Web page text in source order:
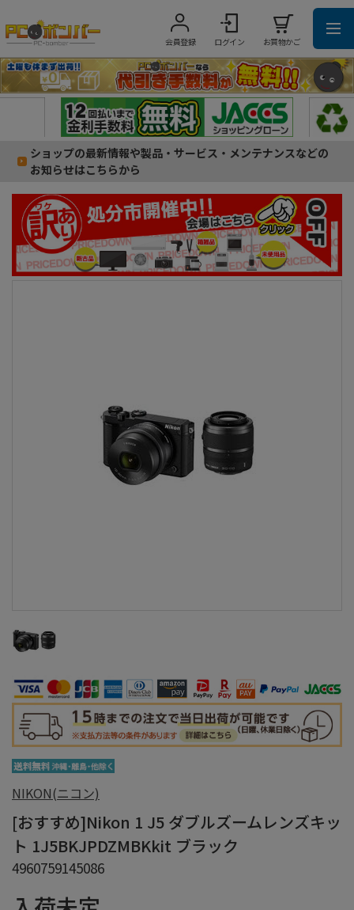
会員登録 ログイン お買物かご
ショップの最新情報や製品・サービス・メンテナンスなどの
お知らせはこちらから
NIKON(ニコン)
[おすすめ]Nikon 1 J5 ダブルズームレンズキッ
ト 1J5BKJPDZMBKkit ブラック
4960759145086